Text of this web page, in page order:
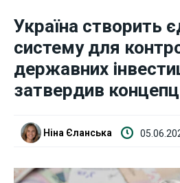
Новини
Бізнес
Криптовалюта
Україна створить
систему для
державних
затвердив
Ніна Єланська